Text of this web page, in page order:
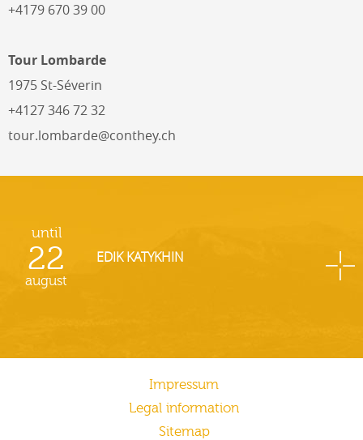
+4179 670 39 00
Tour Lombarde
1975 St-Séverin
+4127 346 72 32
tour.lombarde@conthey.ch
until
22
august
EDIK KATYKHIN
Impressum
Legal information
Sitemap